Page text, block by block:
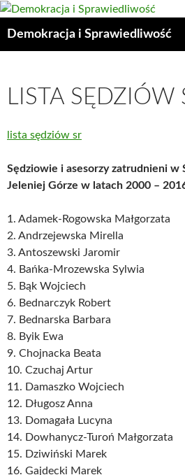
Przejdź
treści
Demokracja i Sprawiedliwość
LISTA SĘDZIÓW
lista sędziów sr
Sędziowie i asesorzy zatrudnieni w
Jeleniej Górze w latach 2000 –
1. Adamek-Rogowska Małgorzata
2. Andrzejewska Mirella
3. Antoszewski Jaromir
4. Bańka-Mrozewska Sylwia
5. Bąk Wojciech
6. Bednarczyk Robert
7. Bednarska Barbara
8. Byik Ewa
9. Chojnacka Beata
10. Czuchaj Artur
11. Damaszko Wojciech
12. Długosz Anna
13. Domagała Lucyna
14. Dowhanycz-Turoń Małgorzata
15. Dziwiński Marek
16. Gajdecki Marek